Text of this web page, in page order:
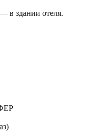
в здании отеля.